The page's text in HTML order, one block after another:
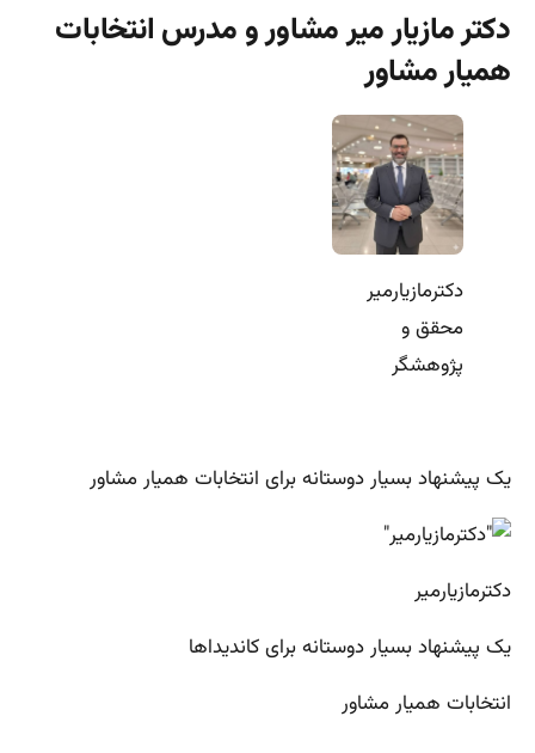
دکتر مازیار میر مشاور و مدرس انتخابات
همیار مشاور
دکترمازیارمیر
محقق و
پژوهشگر
یک پیشنهاد بسیار دوستانه برای انتخابات همیار مشاور
دکترمازیارمیر
یک پیشنهاد بسیار دوستانه برای کاندیداها
انتخابات همیار مشاور